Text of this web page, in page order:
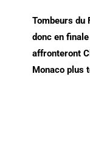
Tombeurs du
donc en
affronteront
Monaco plus